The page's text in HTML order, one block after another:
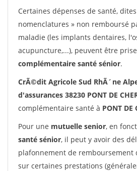
Certaines dépenses de santé,
nomenclatures » non remboursé
maladie (les implants dentaires,
acupuncture,...), peuvent être
complémentaire santé sénior.
CrÃ©dit Agricole Sud RhÃ´ne
d'assurances 38230 PONT DE
complémentaire santé à PONT DE
Pour une mutuelle senior, en
santé sénior, il peut y avoir des
plafonnement de remboursement
sur certaines prestations